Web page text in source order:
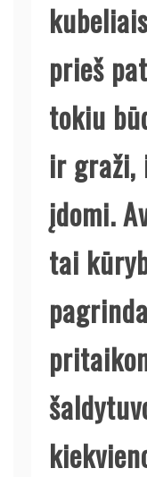
prieš
tokiu
ir
įdomi.
tai